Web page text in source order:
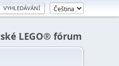
LEGO® fórum